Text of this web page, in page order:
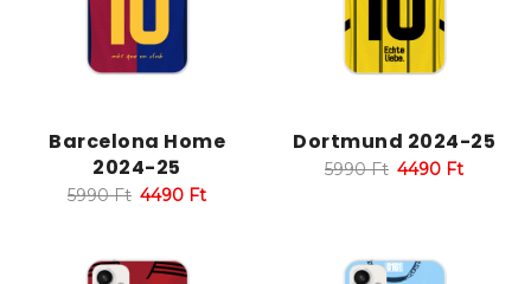
Barcelona Home
2024-25
5990Ft 4490 Ft
Dortmund 2024-25
5990Ft 4490 Ft